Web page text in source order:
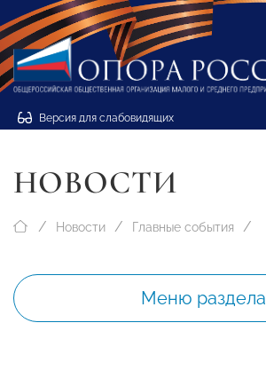
Версия для слабовидящих
НОВОСТИ
Новости Главные события
Меню раздела